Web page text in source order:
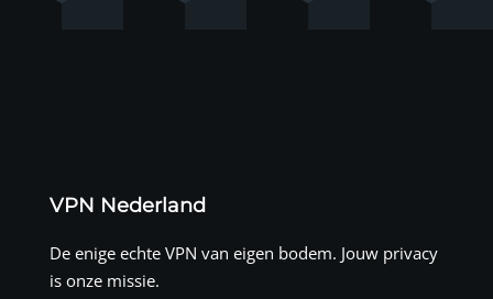
VPN Nederland
De enige echte VPN van eigen bodem. Jouw privacy
is onze missie.